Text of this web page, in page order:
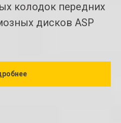
колодок передних
дисков ASP